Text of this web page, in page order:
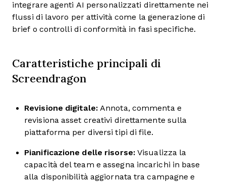
integrare agenti AI personalizzati direttamente nei
flussi di lavoro per attività come la generazione di
brief o controlli di conformità in fasi specifiche.
Caratteristiche principali di
Screendragon
Revisione digitale:Annota, commenta e
revisiona asset creativi direttamente sulla
piattaforma per diversi tipi di file.
Pianificazione delle risorse:Visualizza la
capacità del team e assegna incarichi in base
alla disponibilità aggiornata tra campagne e